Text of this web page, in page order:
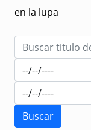
en la lupa